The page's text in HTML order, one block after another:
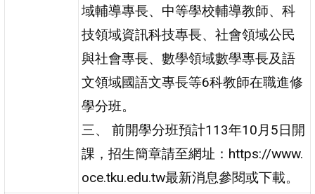
域輔導專長、中等學校輔導教師、科
技領域資訊科技專長、社會領域公民
與社會專長、數學領域數學專長及語
文領域國語文專長等6科教師在職進修
學分班。
三、 前開學分班預計113年10月5日開
課，招生簡章請至網址：https://www.
oce.tku.edu.tw最新消息參閱或下載。